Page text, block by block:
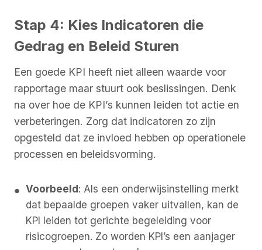
Stap 4: Kies Indicatoren die
Gedrag en Beleid Sturen
Een goede KPI heeft niet alleen waarde voor
rapportage maar stuurt ook beslissingen. Denk
na over hoe de KPI’s kunnen leiden tot actie en
verbeteringen. Zorg dat indicatoren zo zijn
opgesteld dat ze invloed hebben op operationele
processen en beleidsvorming.
Voorbeeld : Als een onderwijsinstelling merkt
dat bepaalde groepen vaker uitvallen, kan de
KPI leiden tot gerichte begeleiding voor
risicogroepen. Zo worden KPI’s een aanjager